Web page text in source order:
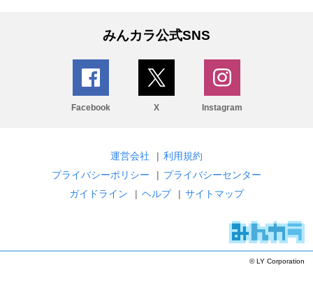
みんカラ公式SNS
Facebook X Instagram
運営会社 | 利用規約
プライバシーポリシー
| プライバシーセンター
ガイドライン
| ヘルプ | サイトマップ
© LY Corporation